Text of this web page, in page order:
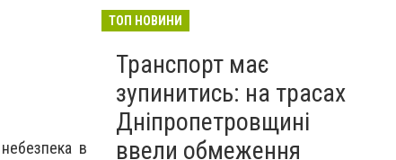
в
ТОП НОВИНИ
Транспорт має
зупинитись: на трасах
Дніпропетровщині
ввели обмеження